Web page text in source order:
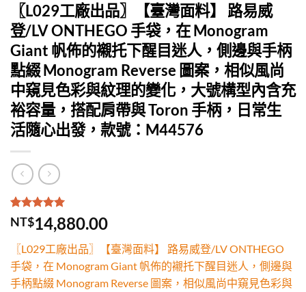
〖L029工廠出品〗【臺灣面料】 路易威
登/LV ONTHEGO 手袋，在 Monogram
Giant 帆佈的襯托下醒目迷人，側邊與手柄
點綴 Monogram Reverse 圖案，相似風尚
中窺見色彩與紋理的變化，大號構型內含充
裕容量，搭配肩帶與 Toron 手柄，日常生
活隨心出發，款號：M44576
評分5.00 /
5，已有
2
位
分
NT$14,880.00
〖L029工廠出品〗【臺灣面料】 路易威登/LV ONTHEGO
手袋，在 Monogram Giant 帆佈的襯托下醒目迷人，側邊與
手柄點綴 Monogram Reverse 圖案，相似風尚中窺見色彩與